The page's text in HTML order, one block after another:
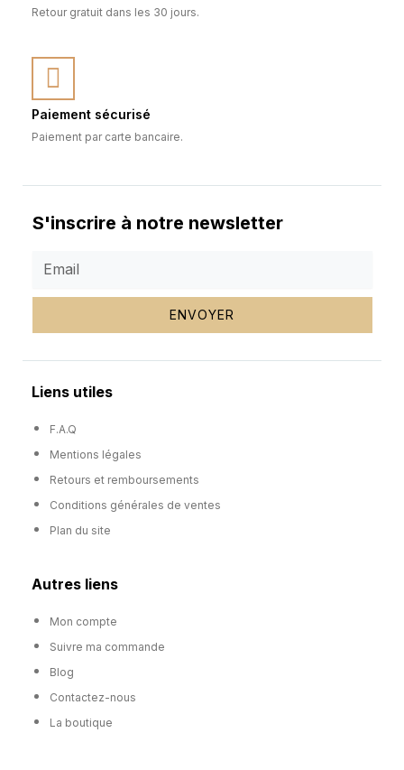
Retour gratuit dans les 30 jours.
Paiement sécurisé
Paiement par carte bancaire.
S'inscrire à notre newsletter
ENVOYER
Liens utiles
F.A.Q
Mentions légales
Retours et remboursements
Conditions générales de ventes
Plan du site
Autres liens
Mon compte
Suivre ma commande
Blog
Contactez-nous
La boutique